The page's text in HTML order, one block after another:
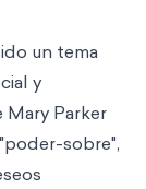
un tema
y
Parker
sobre",